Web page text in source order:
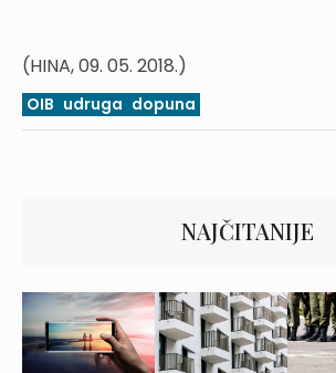
(HINA, 09. 05. 2018.)
OIB udruga dopuna
NAJČITANIJE